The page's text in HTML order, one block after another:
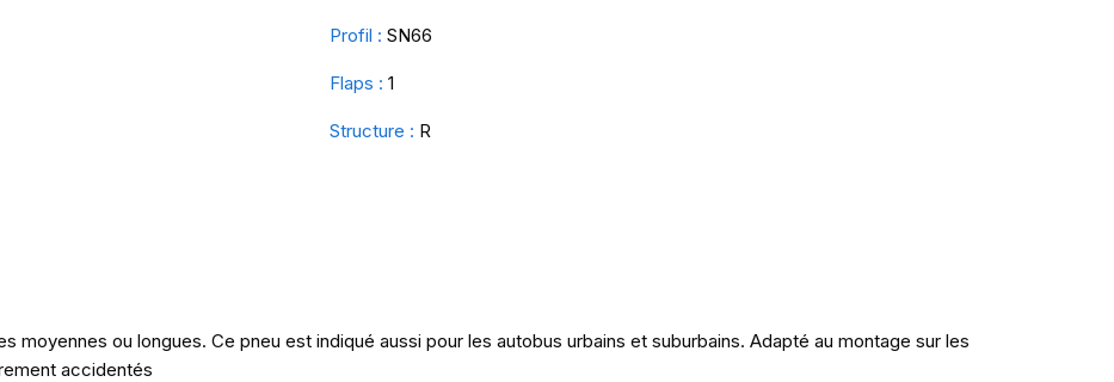
Profil : SN66
Flaps : 1
Structure : R
moyennes ou longues. Ce pneu est indiqué aussi pour les autobus urbains et suburbains. Adapté au montage sur les
accidentés